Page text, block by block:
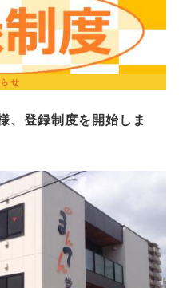
せ
、登録制度を開始しま